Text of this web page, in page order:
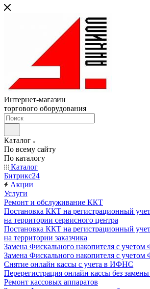
Интернет-магазин
торгового оборудования
Каталог
По всему сайту
По каталогу
Каталог
Битрикс24
Акции
Услуги
Ремонт и обслуживание ККТ
Постановка ККТ на регистрационный
на территории сервисного центра
Постановка ККТ на регистрационный
на территории заказчика
Замена Фискального накопителя с
Замена Фискального накопителя с
Снятие онлайн кассы с учета в ИФНС
Перерегистрация онлайн кассы без
Ремонт кассовых аппаратов